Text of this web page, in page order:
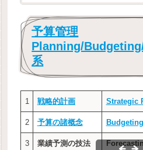
予算管理
Planning/
系
1 戦略的計画 Strategic
2 予算の諸概念
3 業績予測の技法